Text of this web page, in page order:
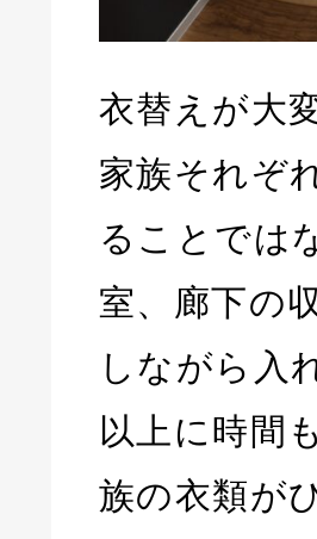
衣替えが大
家族それぞ
ることでは
室、廊下の
しながら入
以上に時間
族の衣類が